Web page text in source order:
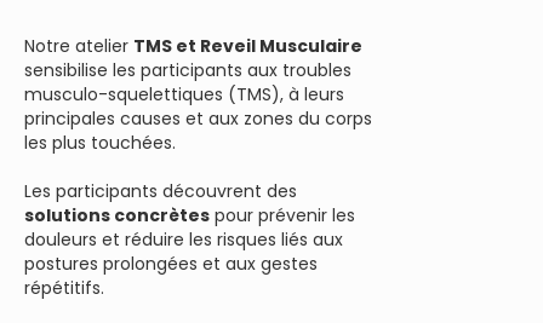
Notre atelier TMS et Reveil Musculaire
sensibilise les participants aux troubles
musculo-squelettiques (TMS), à leurs
principales causes et aux zones du corps
les plus touchées.
Les participants découvrent des
solutions concrètes pour prévenir les
douleurs et réduire les risques liés aux
postures prolongées et aux gestes
répétitifs.